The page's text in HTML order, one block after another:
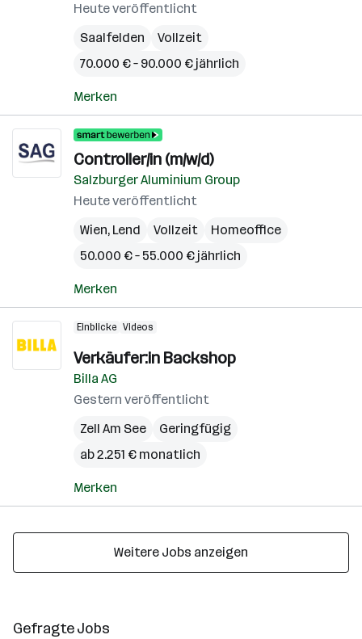
Heute veröffentlicht
Saalfelden
Vollzeit
70.000 € – 90.000 € jährlich
Merken
Controller/in (m/w/d)
Salzburger Aluminium Group
Heute veröffentlicht
Wien, Lend Vollzeit
Homeoffice
50.000 € – 55.000 € jährlich
Merken
Einblicke Videos
Verkäufer:in Backshop
Billa AG
Gestern veröffentlicht
Zell Am See
Geringfügig
ab 2.251 € monatlich
Merken
Weitere Jobs anzeigen
Gefragte Jobs